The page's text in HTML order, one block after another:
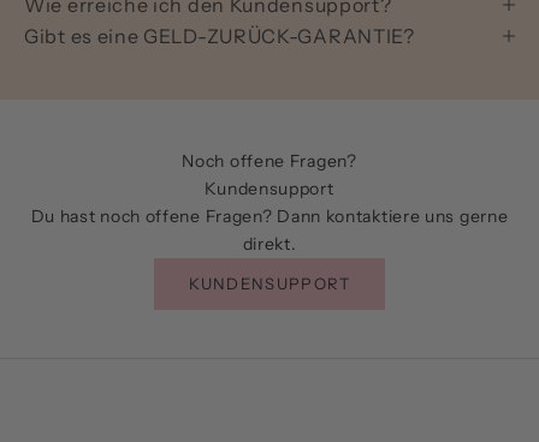
Gibt es eine GELD-ZURÜCK-GARANTIE?
Noch offene Fragen?
Kundensupport
Du hast noch offene Fragen? Dann kontaktiere uns gerne
direkt.
KUNDENSUPPORT